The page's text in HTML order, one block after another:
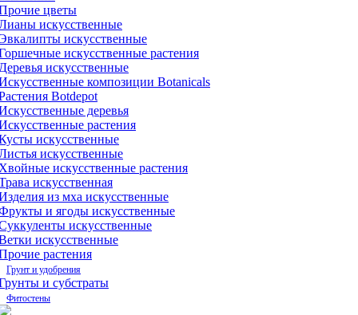
цветы
искусственные
искусственные
искусственные растения
искусственные
композиции Botanicals
Botdepot
деревья
растения
искусственные
искусственные
искусственные растения
искусственная
из мха искусственные
и ягоды искусственные
искусственные
искусственные
растения
Грунт и удобрения
и субстраты
Фитостены